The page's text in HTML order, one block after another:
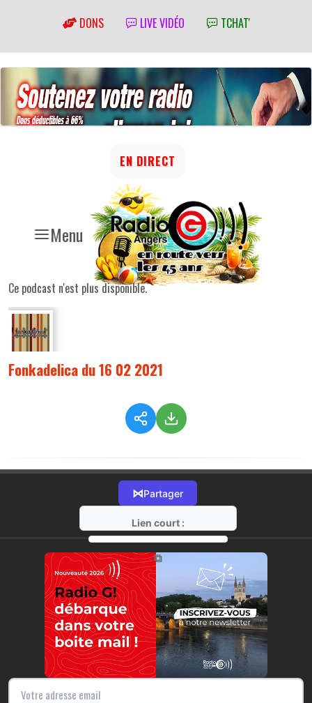
DONS LIVE VIDÉO TCHAT'
Menu
EN DIRECT
Ce podcast n'est plus disponible.
Fonkadelica du 16 02 2021
⋈Partager
Lien court :
https://radio-g.fr?5374
⧉